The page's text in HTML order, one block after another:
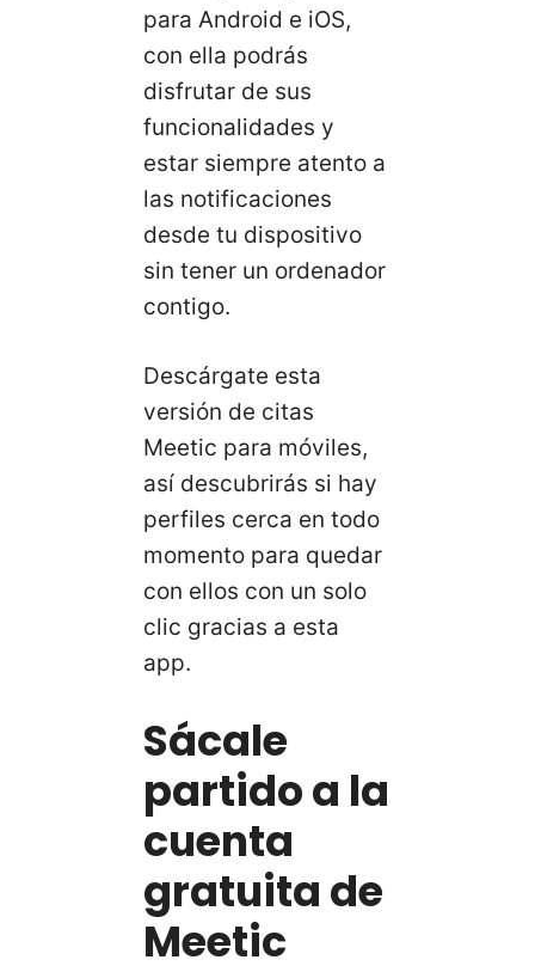
para Android e iOS,
con ella podrás
disfrutar de sus
funcionalidades y
estar siempre atento a
las notificaciones
desde tu dispositivo
sin tener un ordenador
contigo.
Descárgate esta
versión de citas
Meetic para móviles,
así descubrirás si hay
perfiles cerca en todo
momento para quedar
con ellos con un solo
clic gracias a esta
app.
Sácale
partido a la
cuenta
gratuita de
Meetic